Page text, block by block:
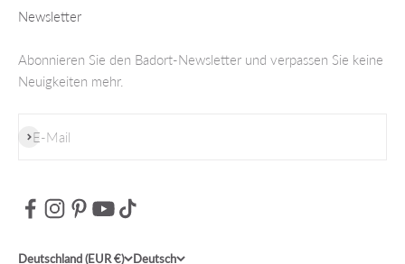
Newsletter
Abonnieren Sie den Badort-Newsletter und verpassen Sie keine
Neuigkeiten mehr.
E-Mail
Abonnieren
Deutschland (EUR €) Deutsch